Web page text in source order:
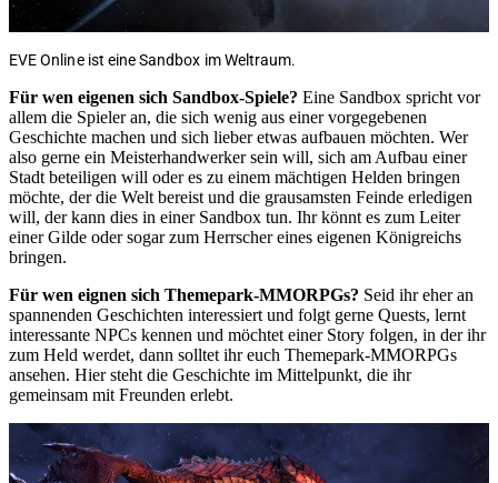
EVE Online ist eine Sandbox im Weltraum.
Für wen eigenen sich Sandbox-Spiele? Eine Sandbox spricht vor
allem die Spieler an, die sich wenig aus einer vorgegebenen
Geschichte machen und sich lieber etwas aufbauen möchten. Wer
also gerne ein Meisterhandwerker sein will, sich am Aufbau einer
Stadt beteiligen will oder es zu einem mächtigen Helden bringen
möchte, der die Welt bereist und die grausamsten Feinde erledigen
will, der kann dies in einer Sandbox tun. Ihr könnt es zum Leiter
einer Gilde oder sogar zum Herrscher eines eigenen Königreichs
bringen.
Für wen eignen sich Themepark-MMORPGs? Seid ihr eher an
spannenden Geschichten interessiert und folgt gerne Quests, lernt
interessante NPCs kennen und möchtet einer Story folgen, in der ihr
zum Held werdet, dann solltet ihr euch Themepark-MMORPGs
ansehen. Hier steht die Geschichte im Mittelpunkt, die ihr
gemeinsam mit Freunden erlebt.